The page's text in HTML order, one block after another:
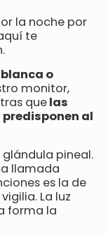
la noche por
te
o
monitor,
quelas
al
pineal.
llamada
es la de
La luz
forma la